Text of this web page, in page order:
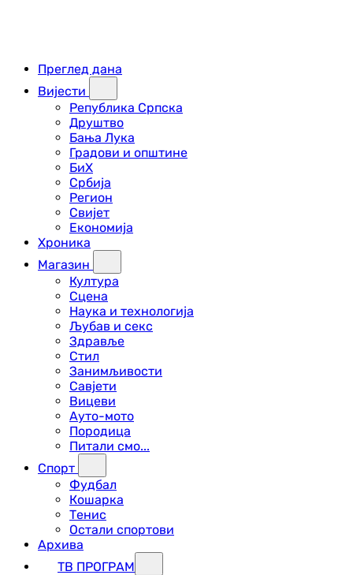
Преглед дана
Вијести
Република Српска
Друштво
Бања Лука
Градови и општине
БиХ
Србија
Регион
Свијет
Економија
Хроника
Магазин
Култура
Сцена
Наука и технологија
Љубав и секс
Здравље
Стил
Занимљивости
Савјети
Вицеви
Ауто-мото
Породица
Питали смо...
Спорт
Фудбал
Кошарка
Тенис
Остали спортови
Архива
ТВ ПРОГРАМ